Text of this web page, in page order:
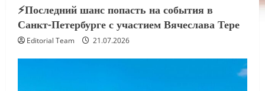
⚡️Последний шанс попасть на события в
Санкт-Петербурге с участием Вячеслава Тере
Editorial Team 21.07.2026